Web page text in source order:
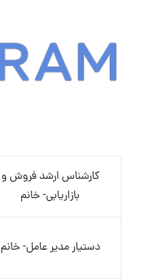
کارشناس ارشد فروش و
بازاریابی- خانم
دستیار مدیر عامل- خانم